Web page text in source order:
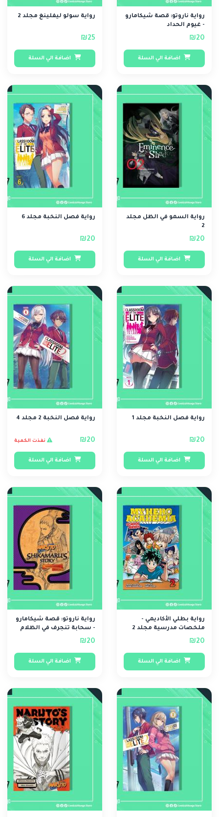
رواية ناروتو: قصة شيكامارو
- غيوم الحداد
₪20
اضافة الي السلة
رواية سولو ليفلينغ مجلد 2
₪25
اضافة الي السلة
رواية السمو في الظل مجلد
2
₪20
اضافة الي السلة
رواية فصل النخبة مجلد 6
₪20
اضافة الي السلة
رواية فصل النخبة مجلد 1
₪20
اضافة الي السلة
رواية فصل النخبة 2 مجلد 4
₪20 نفذت الكمية
اضافة الي السلة
رواية بطلي الأكاديمي -
ملخصات مدرسية مجلد 2
₪20
اضافة الي السلة
رواية ناروتو: قصة شيكامارو
- سحابة تنجرف في الظلام
الصامت
₪20
اضافة الي السلة